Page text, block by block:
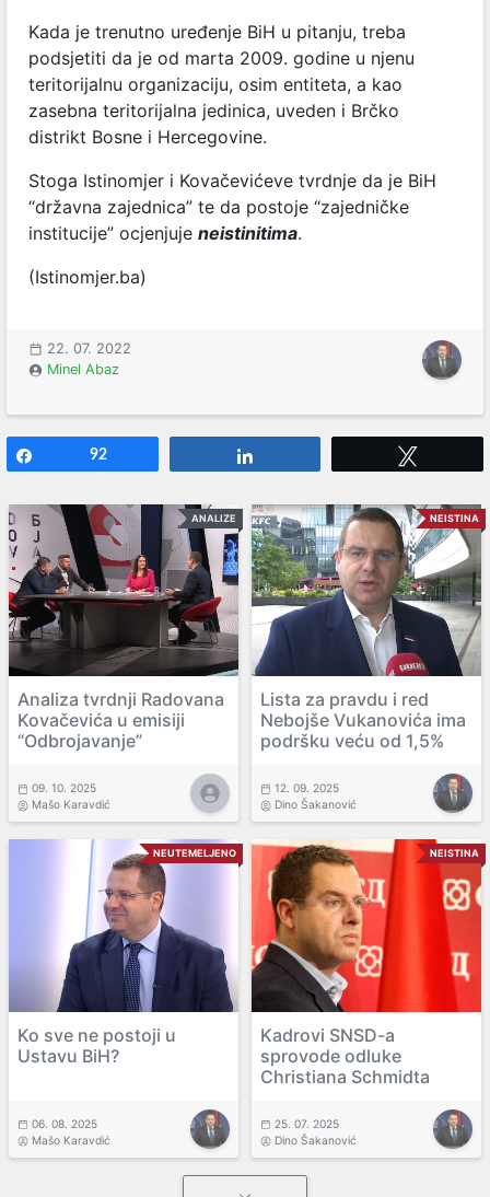
Kada je trenutno uređenje BiH u pitanju, treba
podsjetiti da je od marta 2009. godine u njenu
teritorijalnu organizaciju, osim entiteta, a kao
zasebna teritorijalna jedinica, uveden i Brčko
distrikt Bosne i Hercegovine.
Stoga Istinomjer i Kovačevićeve tvrdnje da je BiH
“državna zajednica” te da postoje “zajedničke
institucije” ocjenjuje neistinitima.
(Istinomjer.ba)
22. 07. 2022
Minel Abaz
92
ANALIZE
Analiza tvrdnji Radovana
Kovačevića u emisiji
“Odbrojavanje”
09. 10. 2025
Mašo Karavdić
NEISTINA
Lista za pravdu i red
Nebojše Vukanovića ima
podršku veću od 1,5%
12. 09. 2025
Dino Šakanović
NEUTEMELJENO
Ko sve ne postoji u
Ustavu BiH?
06. 08. 2025
Mašo Karavdić
NEISTINA
Kadrovi SNSD-a
sprovode odluke
Christiana Schmidta
25. 07. 2025
Dino Šakanović